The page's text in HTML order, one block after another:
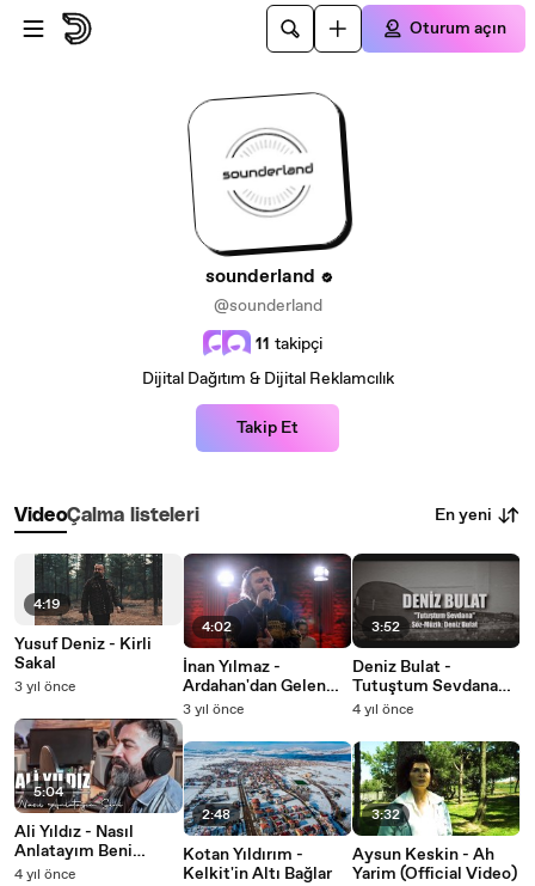
Ana içeriğe atla
Oturum açın
sounderland
@sounderland
11 takipçi
Dijital Dağıtım & Dijital Reklamcılık
Takip Et
VideoÇalma listeleri En yeni
4:19
Yusuf Deniz - Kirli
Sakal
3 yıl önce
5:04
Ali Yıldız - Nasıl
Anlatayım Beni
(Official Video)
4 yıl önce
4:02
İnan Yılmaz -
Ardahan'dan Gelen
Tatar (Official Video)
3 yıl önce
2:48
Kotan Yıldırım -
Kelkit'in Altı Bağlar
3:52
Deniz Bulat -
Tutuştum Sevdana
(Official Video)
4 yıl önce
3:32
Aysun Keskin - Ah
Yarim (Official Video)